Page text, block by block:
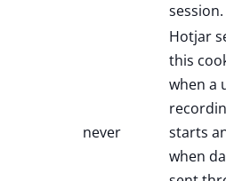
session.
never
Hotjar
this
when a
starts
when